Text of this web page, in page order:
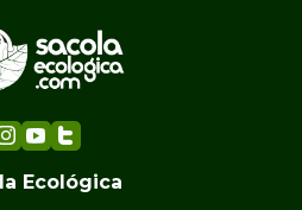
Ecológica